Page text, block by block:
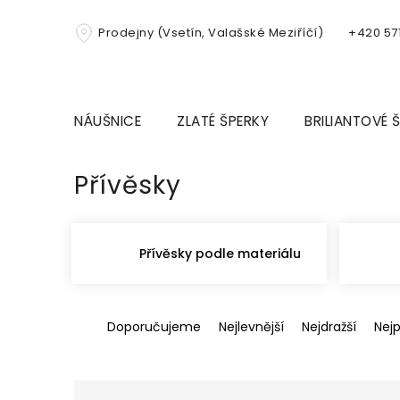
Prodejny (Vsetín, Valašské Meziříčí) +420
NÁUŠNICE ZLATÉ ŠPERKY BRILIANTOVÉ
Přívěsky
Přívěsky podle materiálu
Ř
aDoporučujeme Nejlevnější Nejdražší